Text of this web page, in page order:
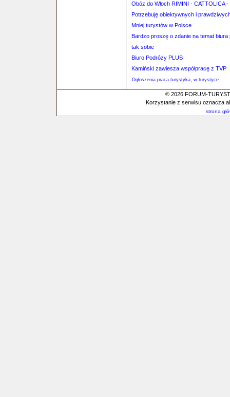
Obóz do Włoch RIMINI - CATTOLICA
Potrzebuję obiektywnych i
Mniej turystów w Polsce
Bardzo proszę o zdanie na temat
tak sobie
Biuro Podróży PLUS
Kamiński zawiesza współpracę z TVP
Ogłoszenia praca turystyka, w turystyce
© 2026 FORUM-
Korzystanie z serwisu oznacza
strona